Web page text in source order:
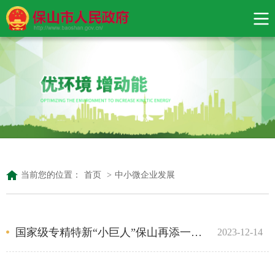
当前您的位置： 首页 > 中小微企业发展
国家级专精特新“小巨人”保山再添一员！ 2023-12-14